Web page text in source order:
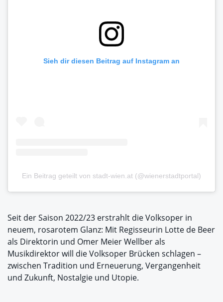
Sieh dir diesen Beitrag auf Instagram an
Ein Beitrag geteilt von stadt-wien.at (@wienerstadtportal)
Seit der Saison 2022/23 erstrahlt die Volksoper in
neuem, rosarotem Glanz: Mit Regisseurin Lotte de Beer
als Direktorin und Omer Meier Wellber als
Musikdirektor will die Volksoper Brücken schlagen –
zwischen Tradition und Erneuerung, Vergangenheit
und Zukunft, Nostalgie und Utopie.